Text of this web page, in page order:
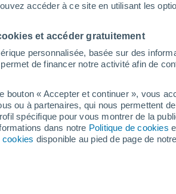
accéder à ce site en utilisant les
et accéder gratuitement
personnalisée, basée sur des
de financer notre activité afin de
bouton « Accepter et continuer », vous
ou à partenaires, qui nous permettent
spécifique pour vous montrer de la
dans notre Politique de cookies
cookies disponible au pied de page de
États-Unis État du Michigan
Burton - MI
Vendredi